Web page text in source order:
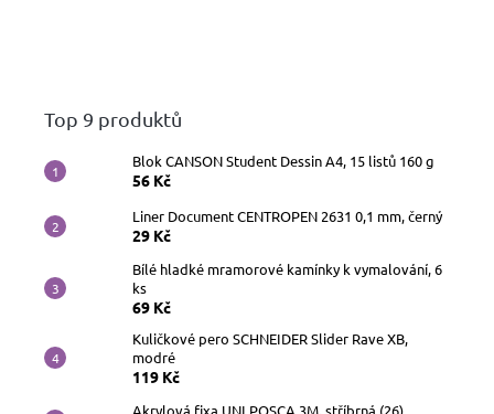
Top 9 produktů
Blok CANSON Student Dessin A4, 15 listů 160 g
56 Kč
Liner Document CENTROPEN 2631 0,1 mm, černý
29 Kč
Bílé hladké mramorové kamínky k vymalování, 6
ks
69 Kč
Kuličkové pero SCHNEIDER Slider Rave XB,
modré
119 Kč
Akrylová fixa UNI POSCA 3M, stříbrná (26)